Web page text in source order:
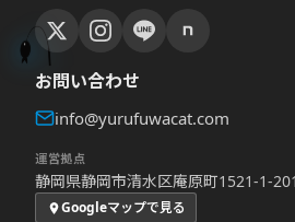
お問い合わせ
info@yurufuwacat.com
運営拠点
静岡県静岡市清水区庵原町1521-1-201
Googleマップで見る